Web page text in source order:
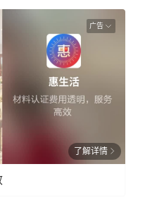
广告
了解详情